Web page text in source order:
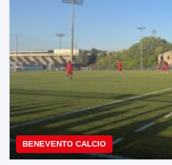
BENEVENTO CALCIO